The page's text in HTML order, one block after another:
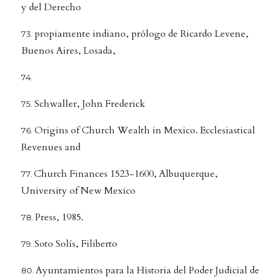
y del Derecho
propiamente indiano, prólogo de Ricardo Levene,
Buenos Aires, Losada,
Schwaller, John Frederick
Origins of Church Wealth in Mexico. Ecclesiastical
Revenues and
Church Finances 1523-1600, Albuquerque,
University of New Mexico
Press, 1985.
Soto Solís, Filiberto
Ayuntamientos para la Historia del Poder Judicial de